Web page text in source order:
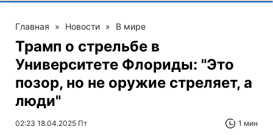
Главная » Новости » В мире
Трамп о стрельбе в
Университете Флориды: "Это
позор, но не оружие стреляет, а
люди"
02:23 18.04.2025 Пт 1 мин